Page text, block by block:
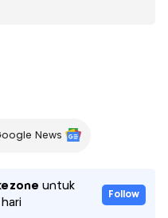
News
untuk
Follow